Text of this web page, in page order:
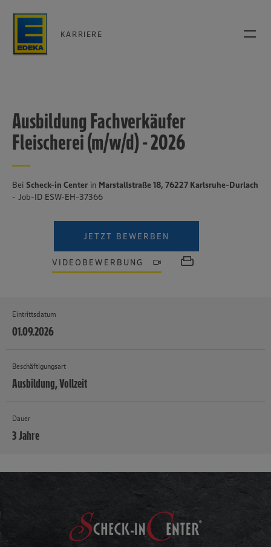
KARRIERE
Ausbildung Fachverkäufer
Fleischerei (m/w/d) - 2026
Bei Scheck-in Center in Marstallstraße 18, 76227 Karlsruhe-Durlach
- Job-ID ESW-EH-37366
JETZT BEWERBEN
VIDEOBEWERBUNG
Eintrittsdatum
01.09.2026
Beschäftigungsart
Ausbildung, Vollzeit
Dauer
3 Jahre